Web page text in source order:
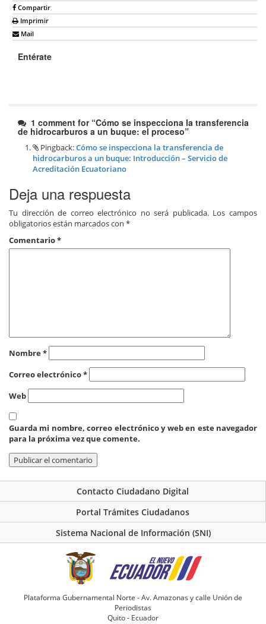
Compartir
Imprimir
Mail
Entérate
1 comment for “Cómo se inspecciona la transferencia
de hidrocarburos a un buque: el proceso”
Pingback:Cómo se inspecciona la transferencia de
hidrocarburos a un buque: Introducción – Servicio de
Acreditación Ecuatoriano
Deja una respuesta
Tu dirección de correo electrónico no será publicada. Los campos
obligatorios están marcados con *
Comentario*
Nombre*
Correo electrónico*
Web
Guarda mi nombre, correo electrónico y web en este navegador
para la próxima vez que comente.
Contacto Ciudadano Digital
Portal Trámites Ciudadanos
Sistema Nacional de Información (SNI)
Plataforma Gubernamental Norte - Av. Amazonas y calle Unión de
Periodistas
Quito - Ecuador